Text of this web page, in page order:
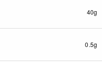
40g
0.5g